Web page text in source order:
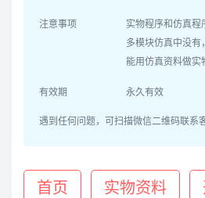
注意事项
实物程序和仿真程
多模块仿真中没有
能用仿真资料做实
有效期 永久有效
遇到任何问题，可扫描微信二维码联系
首页 实物资料